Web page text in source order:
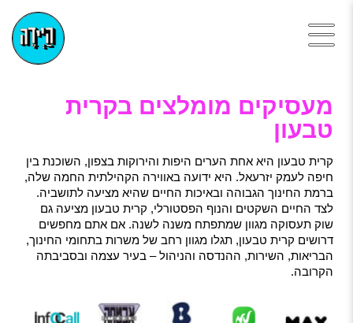
מעסיקים מומלצים בקרית
טבעון
קרית טבעון היא אחת הערים היפות והירוקות בצפון, השוכנת בין
חיפה לעמק יזרעאל. היא ידועה באווירה הקהילתית החמה שלה,
ברמת החינוך הגבוהה ובאיכות החיים שהיא מציעה לתושביה.
לצד החיים השקטים והנוף הפסטורלי, קרית טבעון מציעה גם
שוק תעסוקה מגוון שמתפתח משנה לשנה. אם אתם מחפשים
דרושים קרית טבעון, תגלו מגוון רחב של משרות בתחומי החינוך,
הבריאות, השירות, ההנדסה והניהול – בעיר עצמה ובסביבתה
הקרובה.